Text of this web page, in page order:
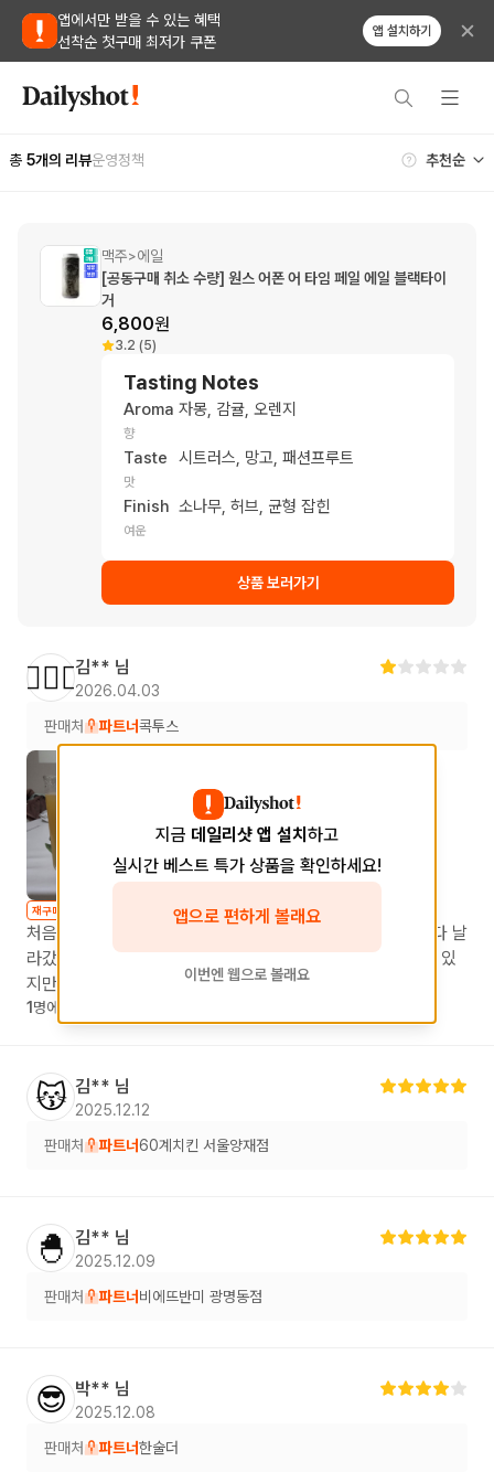
앱에서만 받을 수 있는 혜택
선착순 첫구매 최저가 쿠폰
앱 설치하기
총 5개의 리뷰운영정책
맥주>에일
[공동구매 취소 수량] 원스 어폰 어 타임 페일 에일 블랙타이
거
6,800원
3.2 (5)
Tasting Notes
Aroma
향
자몽, 감귤, 오렌지
Taste
맛
시트러스, 망고, 패션프루트
Finish
여운
소나무, 허브, 균형 잡힌
상품 보러가기
🙆🏻‍♀️김** 님
2026.04.03
판매처 파트너콕투스
재구매
처음 나왔을때도 마셨고 생각나서 다시 사봤는데 향이 거의 다 날
라갔네요... 아쉬워요ㅠㅠ 향이 날라가서 더 부드러워 진것도 있
지만 원래 맛을 아니까 더 아쉽네요 ㅠㅠ
1 명에게 도움이 되었습니다.
😽 김** 님
2025.12.12
판매처 파트너60계치킨 서울양재점
🐣 김** 님
2025.12.09
판매처 파트너 비에뜨반미 광명동점
😎 박** 님
2025.12.08
판매처 파트너한술더
지금 데일리샷 앱 설치 하고
실시간 베스트 특가 상품을 확인하세요!
앱으로 편하게 볼래요
이번엔 웹으로 볼래요